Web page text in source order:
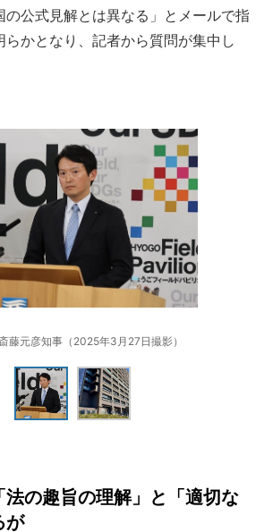
の公式見解とは異なる」とメールで指
かとなり、記者から質問が集中し
藤元彦知事（2025年3月27日撮影）
法の趣旨の理解」と「適切な
が